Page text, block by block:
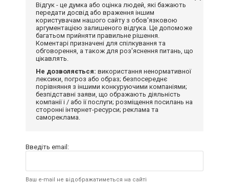
Відгук - це думка або оцінка людей, які бажають
передати досвід або враження іншим
користувачам нашого сайту з обов'язковою
аргументацією залишеного відгука. Це допоможе
багатьом прийняти правильне рішення.
Коментарі призначені для спілкування та
обговорення, а також для роз'яснення питань, що
цікавлять.
Не дозволяється: використання ненормативної
лексики, погроз або образ; безпосереднє
порівняння з іншими конкуруючими компаніями;
безпідставні заяви, що ображають діяльність
компанії і / або її послуги; розміщення посилань на
сторонні інтернет-ресурси; реклама та
самореклама.
Введіть email:
Ваш e-mail не відображатиметься на сайті